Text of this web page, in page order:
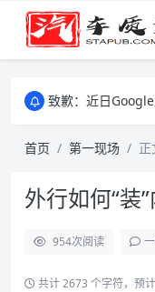
致歉：近日Google广告调整，导致部分
致歉：近日Google广告调整，导致部分
首页 第一现场 正
外行如何“装”
954次阅读
共计 2673 个字符，预